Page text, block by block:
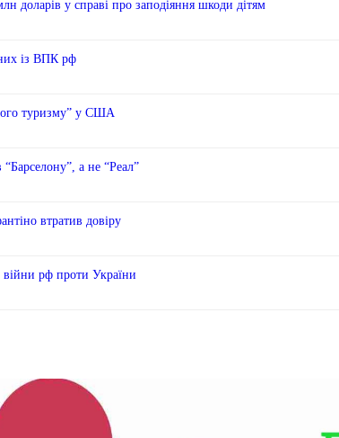
​​доларів у справі про заподіяння шкоди дітям
із ВПК рф
туризму” у США
а не “Реал”
втратив довіру
війни рф проти України